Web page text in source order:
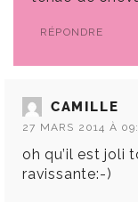
RÉPONDRE
CAMILLE
27 MARS 2014 À
oh qu’il est joli
ravissante:-)